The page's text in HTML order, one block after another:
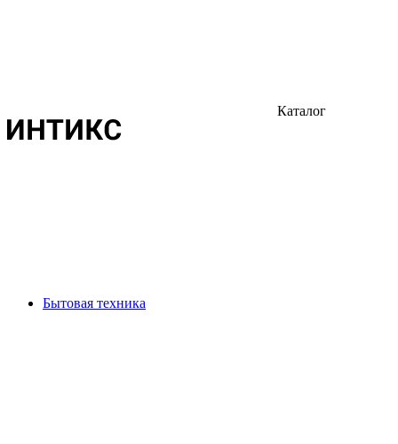
Каталог
Бытовая техника